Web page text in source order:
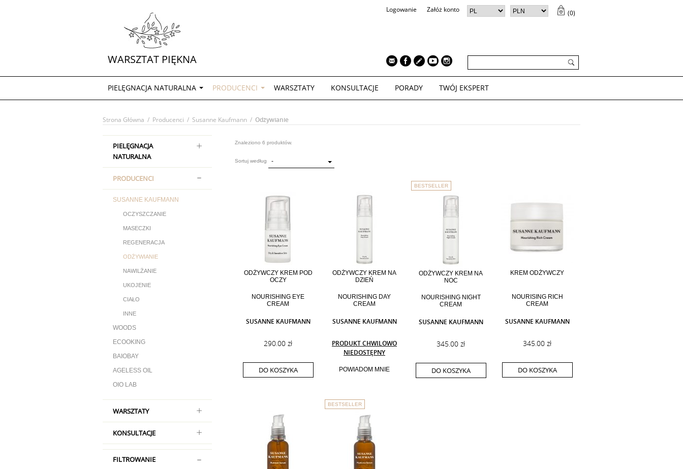
WARSZTAT PIĘKNA
Logowanie Załóż konto (0)
PIELĘGNACJA NATURALNA PRODUCENCI WARSZTATY KONSULTACJE PORADY TWÓJ EKSPERT
Strona Główna / Producenci / Susanne Kaufmann / Odżywianie
PIELĘGNACJA
NATURALNA
PRODUCENCI
SUSANNE KAUFMANN
OCZYSZCZANIE
MASECZKI
REGENERACJA
ODŻYWIANIE
NAWILŻANIE
UKOJENIE
CIAŁO
INNE
WOODS
ECOOKING
BAIOBAY
AGELESS OIL
OIO LAB
WARSZTATY
KONSULTACJE
FILTROWANIE
Znaleziono 6 produktów.
Sortuj według -
ODŻYWCZY KREM POD
OCZY
NOURISHING EYE
CREAM
SUSANNE KAUFMANN
290.00 zł
DO KOSZYKA
ODŻYWCZY KREM NA
DZIEŃ
NOURISHING DAY
CREAM
SUSANNE KAUFMANN
PRODUKT CHWILOWO
NIEDOSTĘPNY
POWIADOM MNIE
BESTSELLER
ODŻYWCZY KREM NA
NOC
NOURISHING NIGHT
CREAM
SUSANNE KAUFMANN
345.00 zł
DO KOSZYKA
KREM ODŻYWCZY
NOURISING RICH
CREAM
SUSANNE KAUFMANN
345.00 zł
DO KOSZYKA
BESTSELLER